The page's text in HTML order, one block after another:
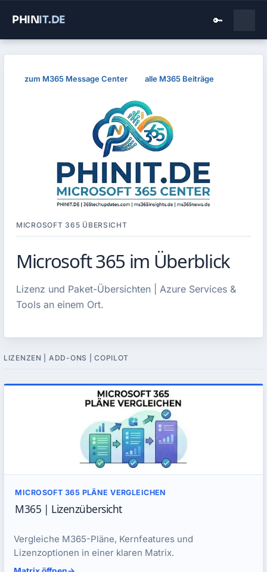
PHINIT.DE 🔑
zum M365 Message Center alle M365 Beiträge
MICROSOFT 365 ÜBERSICHT
Microsoft 365 im Überblick
Lizenz und Paket-Übersichten | Azure Services &
Tools an einem Ort.
LIZENZEN | ADD-ONS | COPILOT
MICROSOFT 365 PLÄNE VERGLEICHEN
M365 | Lizenzübersicht
Vergleiche M365-Pläne, Kernfeatures und
Lizenzoptionen in einer klaren Matrix.